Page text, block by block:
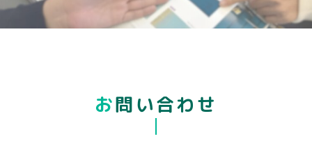
お問い合わせ